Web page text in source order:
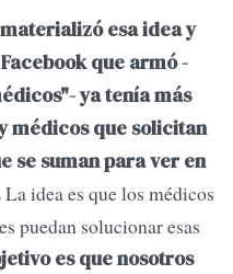
esa idea y
que armó -
ya tenía más
médicos que solicitan
se suman para ver en
La idea es que los médicos
puedan solucionar esas
es que nosotros